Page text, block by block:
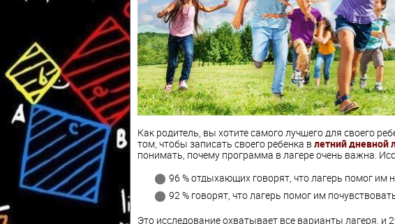
Как родитель, вы хотите самого лучшего для своего
том, чтобы записать своего ребенка в летний дневной
понимать, почему программа в лагере очень важна.
96 % отдыхающих говорят, что лагерь помог им
92 % говорят, что лагерь помог им
Это исследование охватывает все варианты лагеря, и